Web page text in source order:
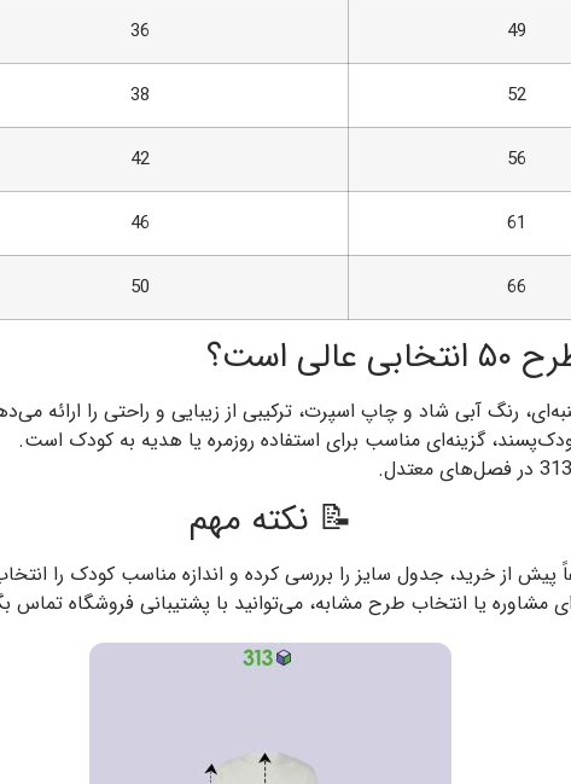
49
36
52
38
56
42
61
46
66
50
رنگ آبی شاد و چاپ اسپرت، ترکیبی از زیبایی و راحتی را ارائه
گزینه‌ای مناسب برای استفاده روزمره یا هدیه به کودک است.
📝 نکته مهم
پیش از خرید، جدول سایز را بررسی کرده و اندازه مناسب کودک را
مشاوره یا انتخاب طرح مشابه، می‌توانید با پشتیبانی فروشگاه تماس